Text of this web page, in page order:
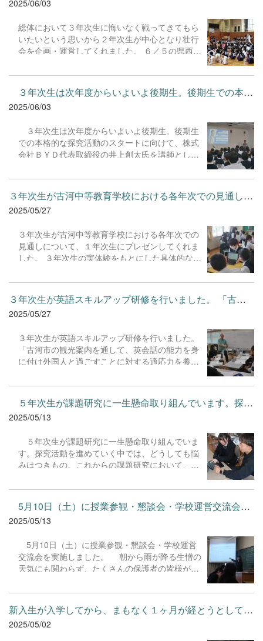
引き続き交通事故を未然に防ぐ行動につなげてく
行事の実施にご協力くださった古河地区安全運転
管理者協議会及び古河警察署の皆様、貴重な学び
の機会を提供してくださり誠にありがとうござい
2025/06/03
総体において３年次生に悔いなく戦ってきてもら
いたいという思いから２年次生が中心となり壮行
会を企画・運営してくれました。 ６／５の県西総
内戦が始まります。 これまで各部の中心となって
前期の部活動を引っ張ってきてくれた３年生の活
躍を期待しています。目標に向かって努力し続け
ること、そして仲間と協力し、支え合うこと、さ
自身の成長を実感できる機会にしましょう。
３年次生は次年度からいよいよ後期生。後期生での本格的な探究...
2025/06/03
３年次生は次年度からいよいよ後期生。後期生
での本格的な探究活動のスタートに向けて、株式
会社ＢＹＤ代表取締役の井上創太氏を講師として
講義を行っていただきました。 身の回りの課題
をどう見つけ、自分なりの問いをたて、解決の手
がかりをつかんでいくための視点や、プレゼンテ
ーションを行う上での表現力の大切さを学ぶこと
楽しさを知るよい機会となりました。
３年次生が古河中等教育学校における各年次での見通しについて、...
2025/05/27
３年次生が古河中等教育学校における各年次での
見通しについて、１年次生にプレゼンしてくれま
した。 ３年次生の実体験をもとにした具体的な話
校生活における目標や意識すべきことをより明確
にイメージすることのできる貴重な機会となった
ようです。 頼もしい先輩として、１年次生のため
に関わってくれた３年次生のみなさん、ありがと
３年次生が英語スキルアップ研修を行いました。 「古河市の観光...
2025/05/27
３年次生が英語スキルアップ研修を行いました。
「古河市の観光案内を通して、英会話の能力を身
に付け外国人と過ごすことに対する適応力を養
養を身に付け、それを海外へ向けて発信する力を
養う。」ことを目的とした研修です。３年次生は
普段の英語の授業で身に付けた知識と技能を駆使
して、古河市内の観光名所にて外国人講師の方々
５年次生が課題研究に一生懸命取り組んでいます。探究活動を進...
2025/05/13
５年次生が課題研究に一生懸命取り組んでいま
す。探究活動を進めていく中では、どうしても悩
みはつきもの。これからの課題研究において、５
けることをねらいとしてメンタリングを実施しま
した。 メンタリングとは、経験豊富な指導者
（メンター）が、指導される側（メンティー）と
1対1で対話を重ね、メンティーのキャリアやメン
す。メンターはメンティーの成長を促すために、
自身の経験や知識を共有したり、アドバイスをし
たりしながら、メンティーの自発的な成長を促し
北海道大学、名古屋市立大学、秋田大学、東北大
学、愛媛大学、神戸大学、慶應義塾大学、マース
トリヒト大学、青山学院大学の各専門分野につい
ての勉学に励む大学生14名とオンラインにて対話
5月10日（土）に授業参観・懇談会・学校運営交流会を実施しまし...
2025/05/13
5月10日（土）に授業参観・懇談会・学校運営
交流会を実施しました。 朝から雨が降る生憎の
天気にも関わらず、たくさんの保護者の皆様がご
高さを実感する一日となりました。今後も職員一
同、「充実した授業づくり」、「魅力ある学校づ
くり」を心掛け、すべての子どもの可能性を引き
出す教育活動の推進に尽力していきたいと思いま
新入生が入学してから、まもなく１ヶ月が経とうとしています。少...
2025/05/02